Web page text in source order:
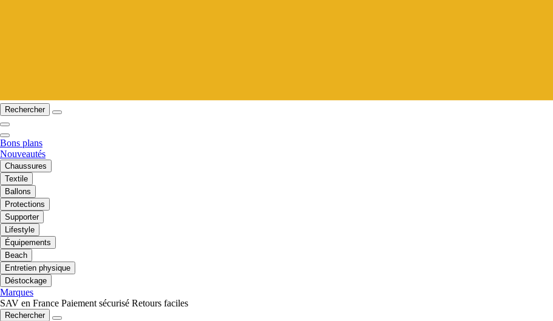
Rechercher
Bons plans
Nouveautés
Chaussures
Textile
Ballons
Protections
Supporter
Lifestyle
Équipements
Beach
Entretien physique
Déstockage
Marques
SAV en France Paiement sécurisé Retours faciles
Rechercher